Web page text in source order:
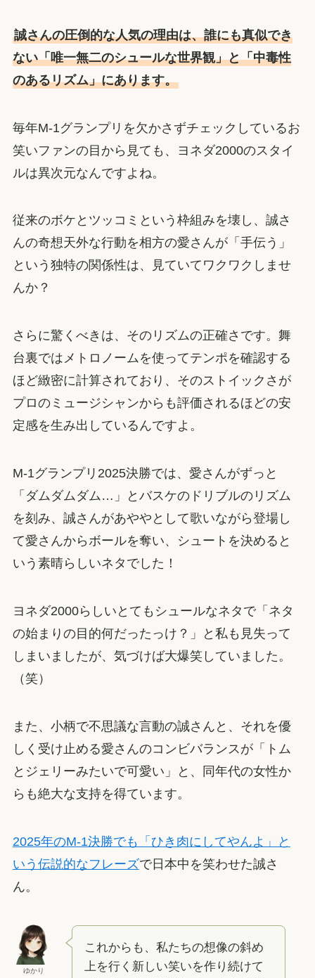
誠さんの圧倒的な人気の理由は、誰にも真似でき
ない「唯一無二のシュールな世界観」と「中毒性
のあるリズム」にあります。
毎年M-1グランプリを欠かさずチェックしているお
笑いファンの目から見ても、ヨネダ2000のスタイ
ルは異次元なんですよね。
従来のボケとツッコミという枠組みを壊し、誠さ
んの奇想天外な行動を相方の愛さんが「手伝う」
という独特の関係性は、見ていてワクワクしませ
んか？
さらに驚くべきは、そのリズムの正確さです。舞
台裏ではメトロノームを使ってテンポを確認する
ほど緻密に計算されており、そのストイックさが
プロのミュージシャンからも評価されるほどの安
定感を生み出しているんですよ。
M-1グランプリ2025決勝では、愛さんがずっと
「ダムダムダム…」とバスケのドリブルのリズム
を刻み、誠さんがあややとして歌いながら登場し
て愛さんからボールを奪い、シュートを決めると
いう素晴らしいネタでした！
ヨネダ2000らしいとてもシュールなネタで「ネタ
の始まりの目的何だったっけ？」と私も見失って
しまいましたが、気づけば大爆笑していました。
（笑）
また、小柄で不思議な言動の誠さんと、それを優
しく受け止める愛さんのコンビバランスが「トム
とジェリーみたいで可愛い」と、同年代の女性か
らも絶大な支持を得ています。
2025年のM-1決勝でも「ひき肉にしてやんよ」と
いう伝説的なフレーズで日本中を笑わせた誠さ
ん。
ゆかり
これからも、私たちの想像の斜め
上を行く新しい笑いを作り続けて